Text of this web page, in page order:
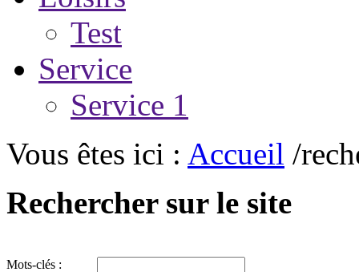
Test
Service
Service 1
Vous êtes ici : Accueil /
Rechercher sur le site
Mots-clés :